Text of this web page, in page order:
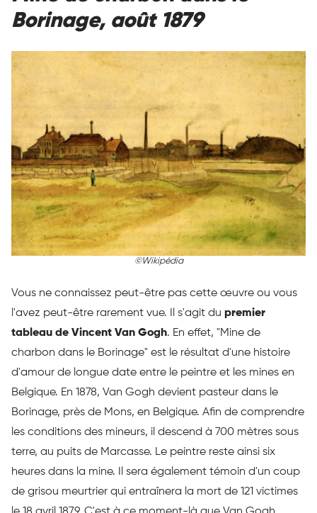
Borinage, août 1879
©Wikipédia
Vous ne connaissez peut-être pas cette œuvre ou vous
l'avez peut-être rarement vue. Il s'agit du premier
tableau de Vincent Van Gogh. En effet, "Mine de
charbon dans le Borinage" est le résultat d'une histoire
d'amour de longue date entre le peintre et les mines en
Belgique. En 1878, Van Gogh devient pasteur dans le
Borinage, près de Mons, en Belgique. Afin de comprendre
les conditions des mineurs, il descend à 700 mètres sous
terre, au puits de Marcasse. Le peintre reste ainsi six
heures dans la mine. Il sera également témoin d'un coup
de grisou meurtrier qui entraînera la mort de 121 victimes